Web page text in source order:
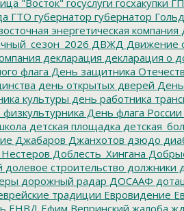
"Восток" госуслуги госхакупки
ГТО губернатор губернатор
энергетическая компания
ДВЖД Движение
декларация декларация о
флага День защитника
день открытых дверей День
культуры день работника
День флага России
детская площадка
Джабаров Джанхотов дзюдо
Доблесть_Хингана
долевое строительство должники
дорожный радар ДОСААФ
традиции Евровидение